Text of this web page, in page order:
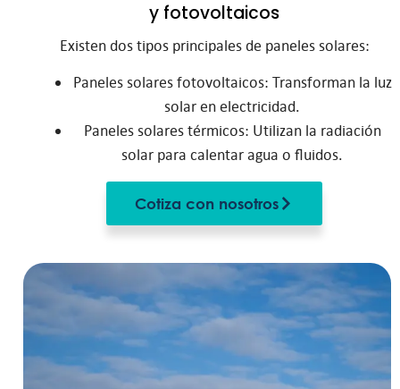
y fotovoltaicos
Existen dos tipos principales de paneles solares:
Paneles solares fotovoltaicos: Transforman la luz
solar en electricidad.
Paneles solares térmicos: Utilizan la radiación
solar para calentar agua o fluidos.
Cotiza con nosotros